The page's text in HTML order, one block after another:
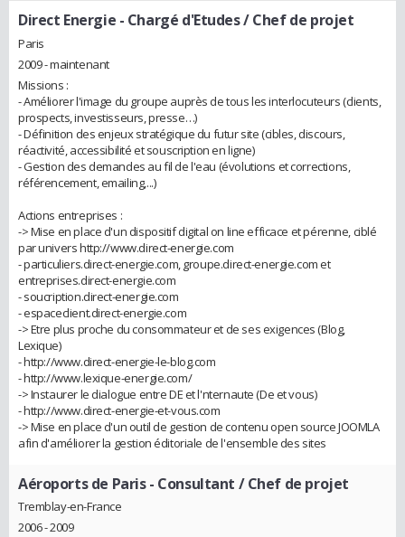
Direct Energie - Chargé d'Etudes / Chef de projet
Paris
2009 - maintenant
Missions :
- Améliorer l'image du groupe auprès de tous les interlocuteurs (clients,
prospects, investisseurs, presse…)
- Définition des enjeux stratégique du futur site (cibles, discours,
réactivité, accessibilité et souscription en ligne)
- Gestion des demandes au fil de l'eau (évolutions et corrections,
référencement, emailing,...)
Actions entreprises :
-> Mise en place d'un dispositif digital on line efficace et pérenne, ciblé
par univers http://www.direct-energie.com
- particuliers.direct-energie.com, groupe.direct-energie.com et
entreprises.direct-energie.com
- soucription.direct-energie.com
- espaceclient.direct-energie.com
-> Etre plus proche du consommateur et de ses exigences (Blog,
Lexique)
- http://www.direct-energie-le-blog.com
- http://www.lexique-energie.com/
-> Instaurer le dialogue entre DE et l'nternaute (De et vous)
- http://www.direct-energie-et-vous.com
-> Mise en place d'un outil de gestion de contenu open source JOOMLA
afin d'améliorer la gestion éditoriale de l'ensemble des sites
Aéroports de Paris- Consultant / Chef de projet
Tremblay-en-France
2006 - 2009